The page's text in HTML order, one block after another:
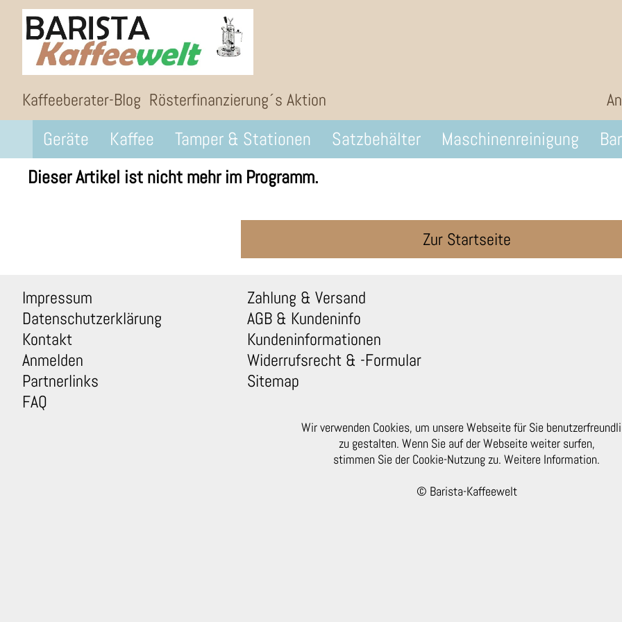
Kaffeeberater-Blog Rösterfinanzierung´s Aktion
Geräte Kaffee Tamper & Stationen Satzbehälter Maschinenreinigung
Dieser Artikel ist nicht mehr im Programm.
Zur Startseite
Impressum
Datenschutzerklärung
Kontakt
Anmelden
Partnerlinks
FAQ
Zahlung & Versand
AGB & Kundeninfo
Kundeninformationen
Widerrufsrecht & -Formular
Sitemap
Wir verwenden Cookies, um unsere Webseite für Sie
zu gestalten. Wenn Sie auf der Webseite weiter surfen,
stimmen Sie der Cookie-Nutzung zu. Weitere Information.
© Barista-Kaffeewelt